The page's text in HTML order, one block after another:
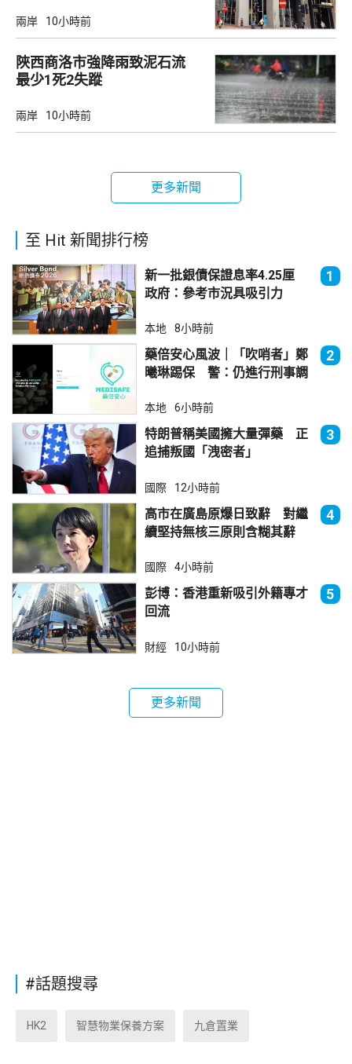
兩岸 10小時前
陜西商洛市強降雨致泥石流
最少1死2失蹤
兩岸 10小時前
更多新聞
至 Hit 新聞排行榜
新一批銀債保證息率4.25厘
政府：參考市況具吸引力
1
本地 8小時前
藥倍安心風波｜「吹哨者」鄭
曦琳踢保 警：仍進行刑事調
2
本地 6小時前
特朗普稱美國擁大量彈藥 正
追捕叛國「洩密者」
3
國際 12小時前
高市在廣島原爆日致辭 對繼
續堅持無核三原則含糊其辭
4
國際 4小時前
彭博：香港重新吸引外籍專才
回流
5
財經 10小時前
更多新聞
#話題搜尋
HK2 智慧物業保養方案 九倉置業